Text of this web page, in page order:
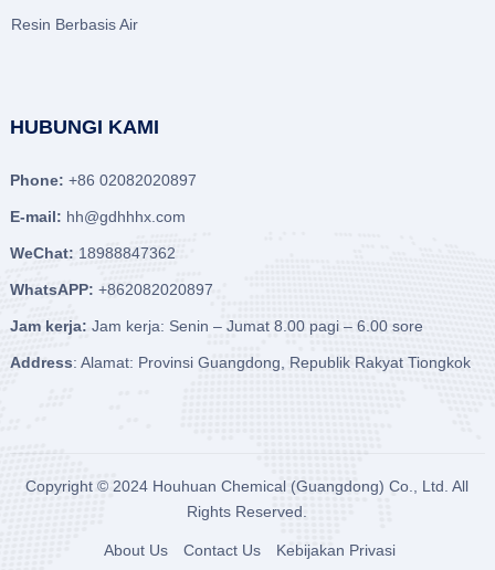
Resin Berbasis Air
HUBUNGI KAMI
Phone: +86 02082020897
E-mail: hh@gdhhhx.com
WeChat: 18988847362
WhatsAPP: +862082020897
Jam kerja: Jam kerja: Senin – Jumat 8.00 pagi – 6.00 sore
Address: Alamat: Provinsi Guangdong, Republik Rakyat Tiongkok
Copyright © 2024 Houhuan Chemical (Guangdong) Co., Ltd. All
Rights Reserved.
About Us Contact Us Kebijakan Privasi